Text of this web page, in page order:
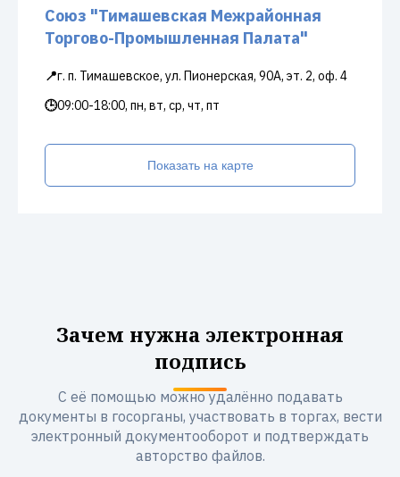
Союз "Тимашевская Межрайонная
Торгово-Промышленная Палата"
📍г. п. Тимашевское, ул. Пионерская, 90А, эт. 2, оф. 4
🕒09:00-18:00, пн, вт, ср, чт, пт
Показать на карте
Зачем нужна электронная
подпись
С её помощью можно удалённо подавать
документы в госорганы, участвовать в торгах, вести
электронный документооборот и подтверждать
авторство файлов.